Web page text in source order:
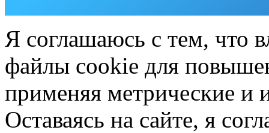
Я соглашаюсь с тем, что
файлы cookie для
применяя метрические и
Оставаясь на сайте, я